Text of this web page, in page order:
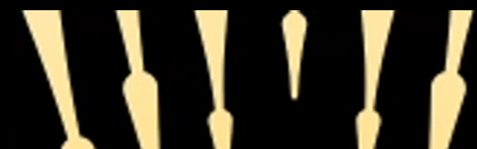
Hero Section